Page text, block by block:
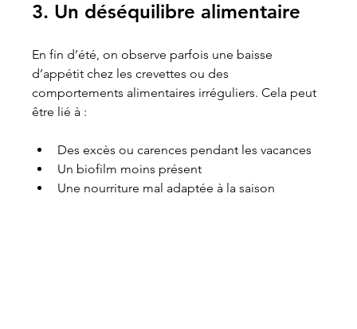
3. Un déséquilibre alimentaire
En fin d’été, on observe parfois une baisse
d’appétit chez les crevettes ou des
comportements alimentaires irréguliers. Cela peut
être lié à :
Des excès ou carences pendant les vacances
Un biofilm moins présent
Une nourriture mal adaptée à la saison